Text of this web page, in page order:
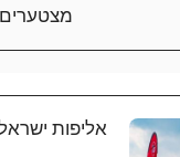
אליפות ישראל בסופר